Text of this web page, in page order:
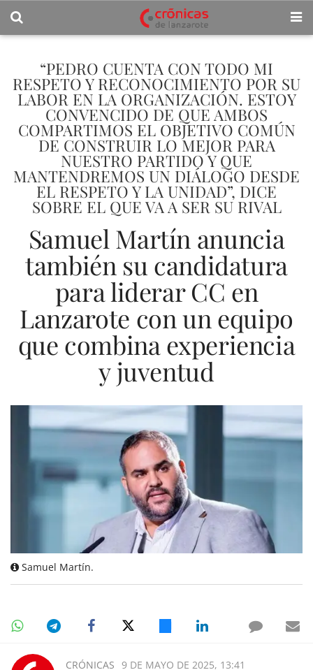
“PEDRO CUENTA CON TODO MI
RESPETO Y RECONOCIMIENTO POR SU
LABOR EN LA ORGANIZACIÓN. ESTOY
CONVENCIDO DE QUE AMBOS
COMPARTIMOS EL OBJETIVO COMÚN
DE CONSTRUIR LO MEJOR PARA
NUESTRO PARTIDO Y QUE
MANTENDREMOS UN DIÁLOGO DESDE
EL RESPETO Y LA UNIDAD”, DICE
SOBRE EL QUE VA A SER SU RIVAL
Samuel Martín anuncia
también su candidatura
para liderar CC en
Lanzarote con un equipo
que combina experiencia
y juventud
Samuel Martín.
CRÓNICAS 9 DE MAYO DE 2025, 13:41